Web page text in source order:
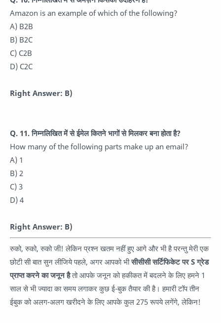
Amazon is an example of which of the following?
A) B2B
B) B2C
C) C2B
D) C2C
Right Answer: B)
Q. 11. निम्नलिखित में से ईमेल कितने भागों से मिलकर बना होता है?
How many of the following parts make up an email?
A) 1
B) 2
C) 3
D) 4
Right Answer: B)
रुको, रुको, रुको जी! लेकिन प्रश्न खतम नहीं हुए आगे और भी है परन्तु मेरी एक
छोटी सी बात सुन लीजिये पहले, अगर आपको भीसीसीसी सर्टिफिकेट पर S ग्रेड
प्राप्त करने का जनून हैतो आपके जनून को हकीकत में बदलने के लिए हमने 1
साल से भी ज्यादा का समय लगाकर कुछ ई-बुक तैयार की है। हमारी टॉप तीन
ईबुक को अलग-अलग खरीदने के लिए आपके कुल 275 रूपये लगेंगे, लेकिन!